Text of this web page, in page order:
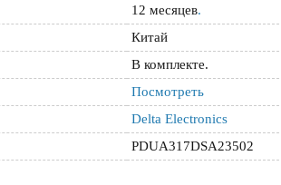
12 месяцев.
Китай
В комплекте.
Посмотреть
Delta Electronics
PDUA317DSA23502